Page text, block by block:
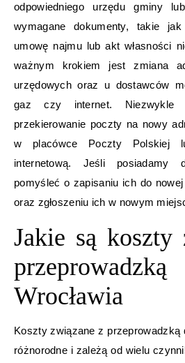
odpowiedniego urzędu gminy
wymagane dokumenty, takie
umowę najmu lub akt własności
ważnym krokiem jest zmiana
urzędowych oraz u dostawców
gaz czy internet. Niezwykle
przekierowanie poczty na nowy
w placówce Poczty Polskiej
internetową. Jeśli posiadamy
pomyśleć o zapisaniu ich do
oraz zgłoszeniu ich w nowym
Jakie są koszty
Wrocławia
Koszty związane z przeprowadzką
różnorodne i zależą od wielu